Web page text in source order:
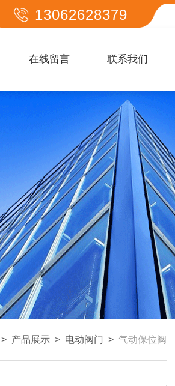
13062628379
在线留言 联系我们
> 产品展示 > 电动阀门 > 气动保位阀